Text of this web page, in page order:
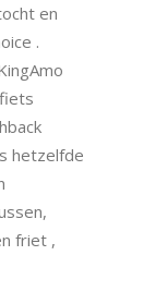
en
.
hetzelfde
friet ,